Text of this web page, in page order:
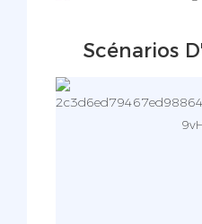
Scénarios